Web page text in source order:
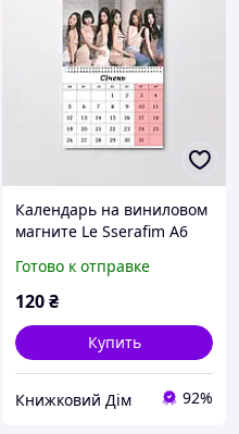
Календарь на виниловом
магните Le Sserafim А6
Готово к отправке
120₴
Купить
Книжковий Дім 92%